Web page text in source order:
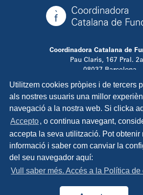
Utilitzem cookies pròpies i de tercers
als nostres usuaris una millor
navegació a la nostra web. Si clicka
Accepto, o continua navegant,
accepta la seva utilització. Pot obtenir
informació i saber com canviar la
del seu navegador aquí:
Vull saber més. Accés a la Política de
Coordinadora Catalana de
Pau Claris, 167 Pral.
08037 Barcelona
T. 934 881 480
info@ccfundacions.cat
Contacta
Política de privadesa
Política de cookies